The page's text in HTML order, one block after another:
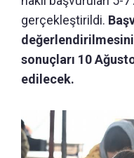
gerçekleştirildi.
sonuçları 10
edilecek.